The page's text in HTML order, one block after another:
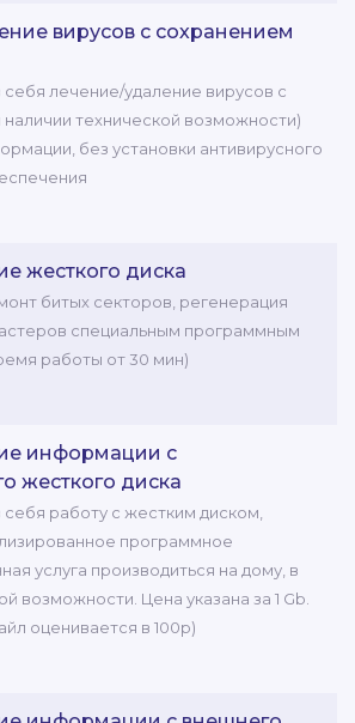
вирусов с сохранением
себя лечение/удаление вирусов с
технической возможности)
без установки антивирусного
жесткого диска
битых секторов, регенерация
специальным программным
работы от 30 мин)
информации с
жесткого диска
себя работу с жестким диском,
программное
услуга производиться на дому, в
возможности. Цена указана за 1 Gb.
оценивается в 100р)